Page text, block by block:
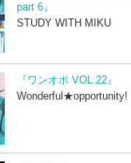
part 6』
STUDY WITH MIKU
『ワンオポ VOL.22』
Wonderful★opportunity!